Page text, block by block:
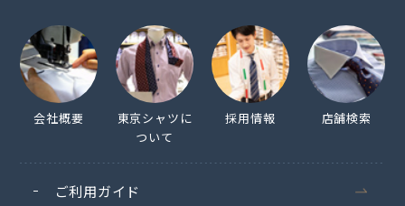
会社概要
東京シャツに
ついて
採用情報 店舗検索
ご利用ガイド